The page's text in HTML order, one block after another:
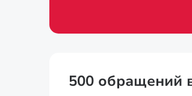
500 обращений